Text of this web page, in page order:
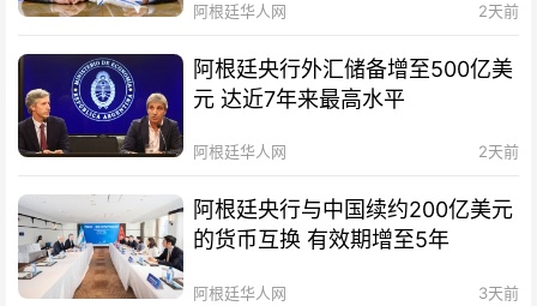
阿根廷华人网 2天前
阿根廷央行外汇储备增至500亿美
元 达近7年来最高水平
阿根廷华人网 2天前
阿根廷央行与中国续约200亿美元
的货币互换 有效期增至5年
阿根廷华人网 3天前